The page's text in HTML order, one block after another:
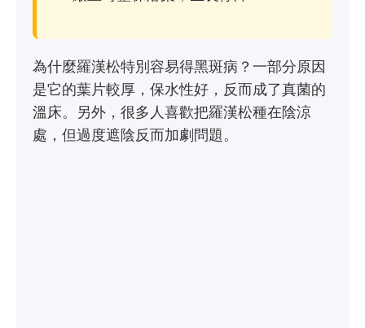
為什麼羅漢松特別容易得黑斑病？一部分原因
是它的葉片較厚，保水性好，反而成了真菌的
溫床。另外，很多人喜歡把羅漢松種在陰涼
處，但過度遮陰反而加劇問題。